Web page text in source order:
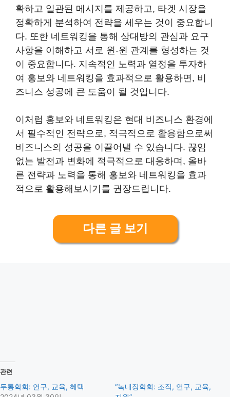
확하고 일관된 메시지를 제공하고, 타겟 시장을
정확하게 분석하여 전략을 세우는 것이 중요합니
다. 또한 네트워킹을 통해 상대방의 관심과 요구
사항을 이해하고 서로 윈-윈 관계를 형성하는 것
이 중요합니다. 지속적인 노력과 열정을 투자하
여 홍보와 네트워킹을 효과적으로 활용하면, 비
즈니스 성공에 큰 도움이 될 것입니다.
이처럼 홍보와 네트워킹은 현대 비즈니스 환경에
서 필수적인 전략으로, 적극적으로 활용함으로써
비즈니스의 성공을 이끌어낼 수 있습니다. 끊임
없는 발전과 변화에 적극적으로 대응하며, 올바
른 전략과 노력을 통해 홍보와 네트워킹을 효과
적으로 활용해보시기를 권장드립니다.
다른 글 보기
관련
두통학회: 연구, 교육, 혜택
“녹내장학회: 조직, 연구, 교육,